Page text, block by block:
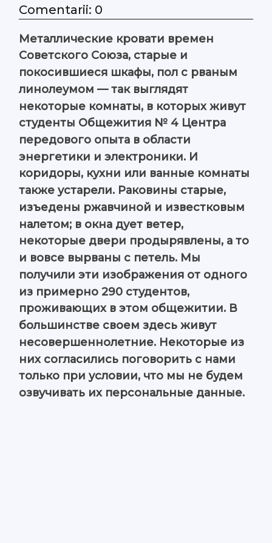
Comentarii: 0
Металлические кровати времен
Советского Союза, старые и
покосившиеся шкафы, пол с рваным
линолеумом — так выглядят
некоторые комнаты, в которых живут
студенты Общежития № 4 Центра
передового опыта в области
энергетики и электроники. И
коридоры, кухни или ванные комнаты
также устарели. Раковины старые,
изъедены ржавчиной и известковым
налетом; в окна дует ветер,
некоторые двери продырявлены, а то
и вовсе вырваны с петель. Мы
получили эти изображения от одного
из примерно 290 студентов,
проживающих в этом общежитии. В
большинстве своем здесь живут
несовершеннолетние. Некоторые из
них согласились поговорить с нами
только при условии, что мы не будем
озвучивать их персональные данные.